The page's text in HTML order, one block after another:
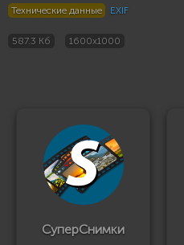
Технические данные EXIF
587.3 Кб 1600x1000
СуперСнимки